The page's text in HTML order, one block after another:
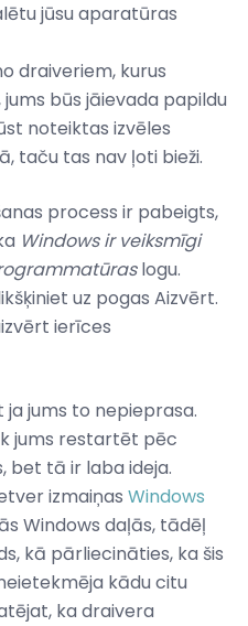
jūsu aparatūras
draiveriem, kurus
būs jāievada papildu
noteiktas izvēles
taču tas nav ļoti bieži.
process ir pabeigts,
Windows ir veiksmīgi
logu.
uz pogas Aizvērt.
ierīces
ja jums to nepieprasa.
jums restartēt pēc
bet tā ir laba ideja.
izmaiņas Windows
Windows daļās, tādēļ
kā pārliecināties, ka šis
kādu citu
ka draivera